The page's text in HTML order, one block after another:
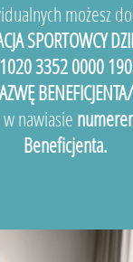
możesz
SPORTOWCY
3352 0000
nawiasie
Beneficjenta.